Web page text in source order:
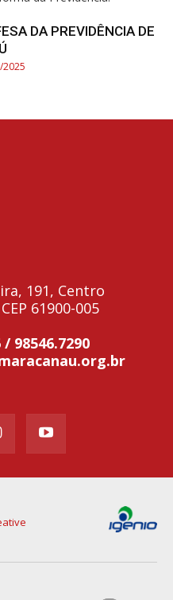
DA PREVIDÊNCIA DE
2025
191, Centro
61900-005
98546.7290